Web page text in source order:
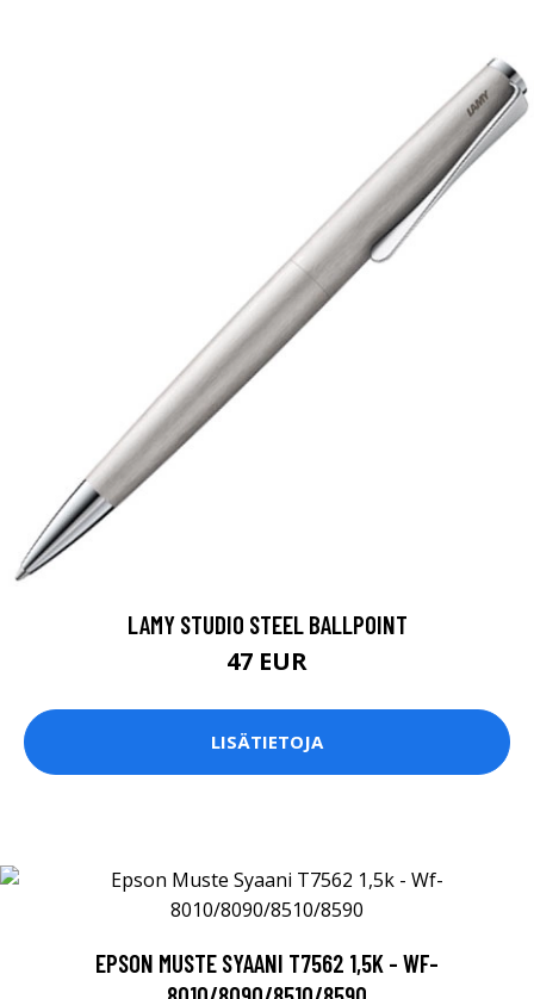
LAMY STUDIO STEEL BALLPOINT
47 EUR
LISÄTIETOJA
EPSON MUSTE SYAANI T7562 1,5K - WF-